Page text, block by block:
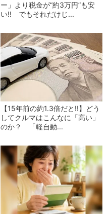
ー」より税金が“約3万円”も安
い!! でもそれだけじ...
【15年前の約1.3倍だと!!】どう
してクルマはこんなに「高い」
のか？ 「軽自動...